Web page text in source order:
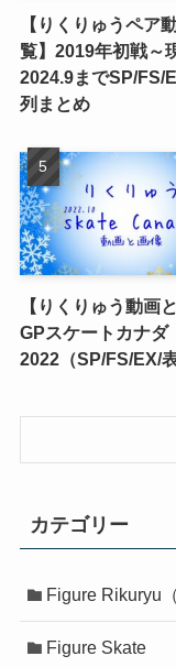
【りくりゅうペア
覧】2019年初戦～
2024.9までSP/FS/
列まとめ
【りくりゅう動画
GPスケートカナダ
2022（SP/FS/EX/表
カテゴリー
Figure Rikuryu
Figure Skate